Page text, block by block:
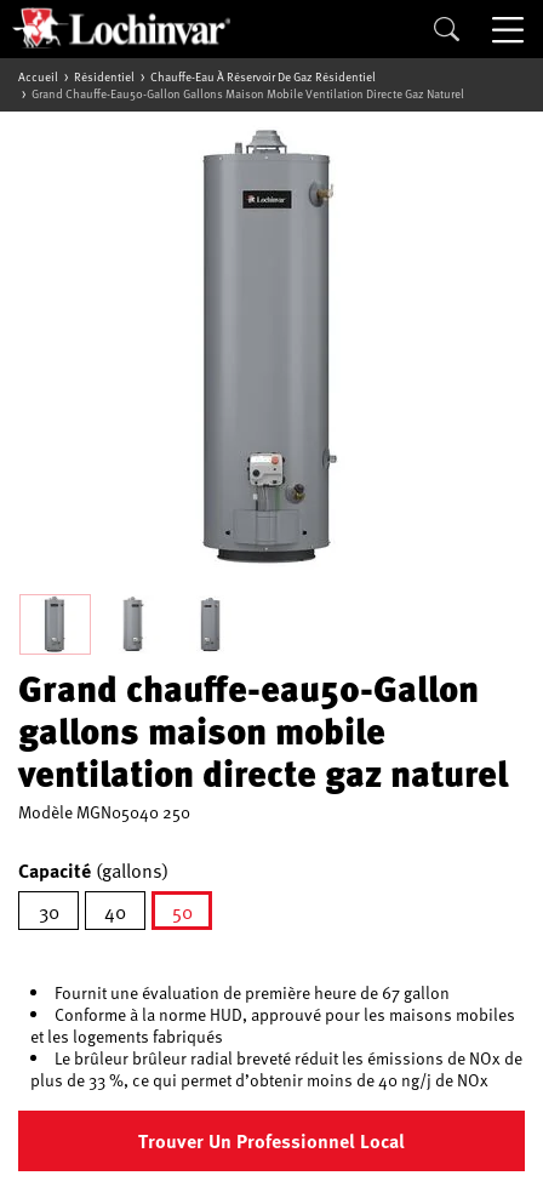
Accueil Résidentiel
Chauffe-Eau À Réservoir De Gaz Résidentiel
Grand Chauffe-Eau50-Gallon Gallons Maison Mobile Ventilation Directe Gaz Naturel
Grand chauffe-eau50-Gallon
gallons maison mobile
ventilation directe gaz naturel
Modèle MGN05040 250
Capacité (gallons)
30
40
50
Fournit une évaluation de première heure de 67 gallon
Conforme à la norme HUD, approuvé pour les maisons mobiles
et les logements fabriqués
Le brûleur brûleur radial breveté réduit les émissions de NOx de
plus de 33 %, ce qui permet d’obtenir moins de 40 ng/j de NOx
Trouver Un Professionnel Local